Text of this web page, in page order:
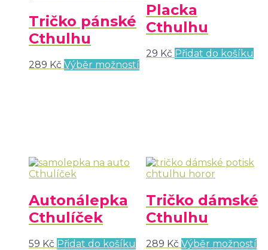
Tričko pánské
Cthulhu
289 Kč Výběr možností
Placka
Cthulhu
29 Kč Přidat do košíku
Autonálepka
Cthulíček
59 Kč Přidat do košíku
Tričko dámské
Cthulhu
289 Kč Výběr možností